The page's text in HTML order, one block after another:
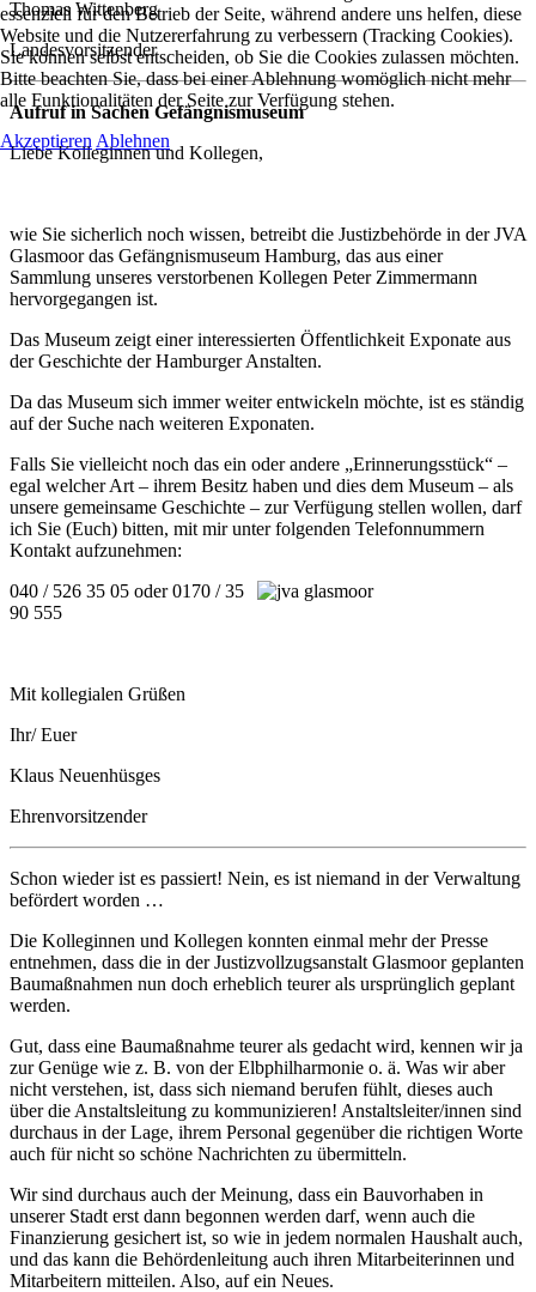
Thomas Wittenberg
Landesvorsitzender
Aufruf in Sachen Gefängnismuseum
Liebe Kolleginnen und Kollegen,
wie Sie sicherlich noch wissen, betreibt die Justizbehörde in der JVA
Glasmoor das Gefängnismuseum Hamburg, das aus einer
Sammlung unseres verstorbenen Kollegen Peter Zimmermann
hervorgegangen ist.
Das Museum zeigt einer interessierten Öffentlichkeit Exponate aus
der Geschichte der Hamburger Anstalten.
Da das Museum sich immer weiter entwickeln möchte, ist es ständig
auf der Suche nach weiteren Exponaten.
Falls Sie vielleicht noch das ein oder andere „Erinnerungsstück“ –
egal welcher Art – ihrem Besitz haben und dies dem Museum – als
unsere gemeinsame Geschichte – zur Verfügung stellen wollen, darf
ich Sie (Euch) bitten, mit mir unter folgenden Telefonnummern
Kontakt aufzunehmen:
040 / 526 35 05 oder 0170 / 35
90 555
Mit kollegialen Grüßen
Ihr/ Euer
Klaus Neuenhüsges
Ehrenvorsitzender
Schon wieder ist es passiert! Nein, es ist niemand in der Verwaltung
befördert worden …
Die Kolleginnen und Kollegen konnten einmal mehr der Presse
entnehmen, dass die in der Justizvollzugsanstalt Glasmoor geplanten
Baumaßnahmen nun doch erheblich teurer als ursprünglich geplant
werden.
Gut, dass eine Baumaßnahme teurer als gedacht wird, kennen wir ja
zur Genüge wie z. B. von der Elbphilharmonie o. ä. Was wir aber
nicht verstehen, ist, dass sich niemand berufen fühlt, dieses auch
über die Anstaltsleitung zu kommunizieren! Anstaltsleiter/innen sind
durchaus in der Lage, ihrem Personal gegenüber die richtigen Worte
auch für nicht so schöne Nachrichten zu übermitteln.
Wir sind durchaus auch der Meinung, dass ein Bauvorhaben in
unserer Stadt erst dann begonnen werden darf, wenn auch die
Finanzierung gesichert ist, so wie in jedem normalen Haushalt auch,
und das kann die Behördenleitung auch ihren Mitarbeiterinnen und
Mitarbeitern mitteilen. Also, auf ein Neues.
essenziell für den Betrieb der Seite, während andere uns helfen, diese
Website und die Nutzererfahrung zu verbessern (Tracking Cookies).
Sie können selbst entscheiden, ob Sie die Cookies zulassen möchten.
Bitte beachten Sie, dass bei einer Ablehnung womöglich nicht mehr
alle Funktionalitäten der Seite zur Verfügung stehen.
Akzeptieren Ablehnen